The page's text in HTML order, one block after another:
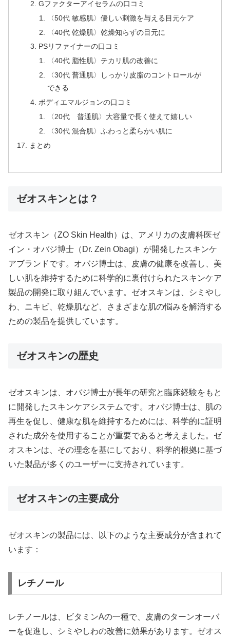
Gファクターアイセラムの口コミ
〈50代 敏感肌〉優しい刺激を与える目元ケア
〈40代 乾燥肌〉乾燥知らずの目元に
PSリファイナーの口コミ
〈40代 脂性肌〉テカリ肌の改善に
〈30代 普通肌〉しっかり皮脂のコントロールが
できる
ボディエマルジョンの口コミ
〈20代 普通肌〉大容量で長く使えて嬉しい
〈30代 混合肌〉ふわっと柔らかい肌に
まとめ
ゼオスキンとは？
ゼオスキン（ZO Skin Health）は、アメリカの皮膚科医ゼ
イン・オバジ博士（Dr. Zein Obagi）が開発したスキンケ
アブランドです。オバジ博士は、皮膚の健康を改善し、美
しい肌を維持するために科学的に裏付けられたスキンケア
製品の開発に取り組んでいます。ゼオスキンは、シミやし
わ、ニキビ、乾燥肌など、さまざまな肌の悩みを解消する
ための製品を提供しています。
ゼオスキンの歴史
ゼオスキンは、オバジ博士が長年の研究と臨床経験をもと
に開発したスキンケアシステムです。オバジ博士は、肌の
再生を促し、健康な肌を維持するためには、科学的に証明
された成分を使用することが重要であると考えました。ゼ
オスキンは、その理念を基にしており、科学的根拠に基づ
いた製品が多くのユーザーに支持されています。
ゼオスキンの主要成分
ゼオスキンの製品には、以下のような主要成分が含まれて
います：
レチノール
レチノールは、ビタミンAの一種で、皮膚のターンオーバ
ーを促進し、シミやしわの改善に効果があります。ゼオス